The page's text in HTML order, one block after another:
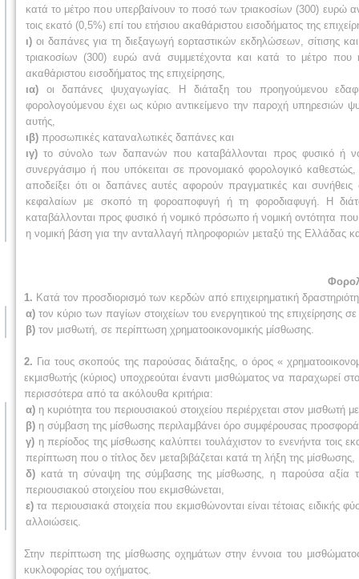
κατά το μέτρο που υπερβαίνουν το ποσό των τριακοσίων (300) ευρώ
τοις εκατό (0,5%) επί του ετήσιου ακαθάριστου εισοδήματος της
ι) οι δαπάνες για τη διεξαγωγή εορταστικών εκδηλώσεων, σίτισης
τριακοσίων (300) ευρώ ανά συμμετέχοντα και κατά το μέτρο που
ακαθάριστου εισοδήματος της επιχείρησης,
ια) οι δαπάνες ψυχαγωγίας. Η διάταξη του προηγούμενου
φορολογούμενου έχει ως κύριο αντικείμενο την παροχή υπηρεσιών
αυτής,
ιβ) προσωπικές καταναλωτικές δαπάνες και
ιγ) το σύνολο των δαπανών που καταβάλλονται προς φυσικό ή
συνεργάσιμο ή που υπόκειται σε προνομιακό φορολογικό
αποδείξει ότι οι δαπάνες αυτές αφορούν πραγματικές και
κεφαλαίων με σκοπό τη φοροαποφυγή ή τη φοροδιαφυγή. Η
καταβάλλονται προς φυσικό ή νομικό πρόσωπο ή νομική οντότητα
η νομική βάση για την ανταλλαγή πληροφοριών μεταξύ της Ελλάδας
Φ
1. Κατά τον προσδιορισμό των κερδών από επιχειρηματική
α) τον κύριο των παγίων στοιχείων του ενεργητικού της επιχείρησης
β) τον μισθωτή, σε περίπτωση χρηματοοικονομικής μίσθωσης.
2. Για τους σκοπούς της παρούσας διάταξης, ο όρος «
εκμισθωτής (κύριος) υποχρεούται έναντι μισθώματος να παραχωρεί
περισσότερα από τα ακόλουθα κριτήρια:
α) η κυριότητα του περιουσιακού στοιχείου περιέρχεται στον μισθωτή
β) η σύμβαση της μίσθωσης περιλαμβάνει όρο συμφέρουσας
γ) η περίοδος της μίσθωσης καλύπτει τουλάχιστον το ενενήντα τοις
περίπτωση που ο τίτλος δεν μεταβιβάζεται κατά τη λήξη της μίσθωσης,
δ) κατά τη σύναψη της σύμβασης της μίσθωσης, η παρούσα αξία
περιουσιακού στοιχείου που εκμισθώνεται,
ε) τα περιουσιακά στοιχεία που εκμισθώνονται είναι τέτοιας
αλλοιώσεις.
Στην περίπτωση της μίσθωσης οχημάτων στην έννοια του
κυκλοφορίας του οχήματος.